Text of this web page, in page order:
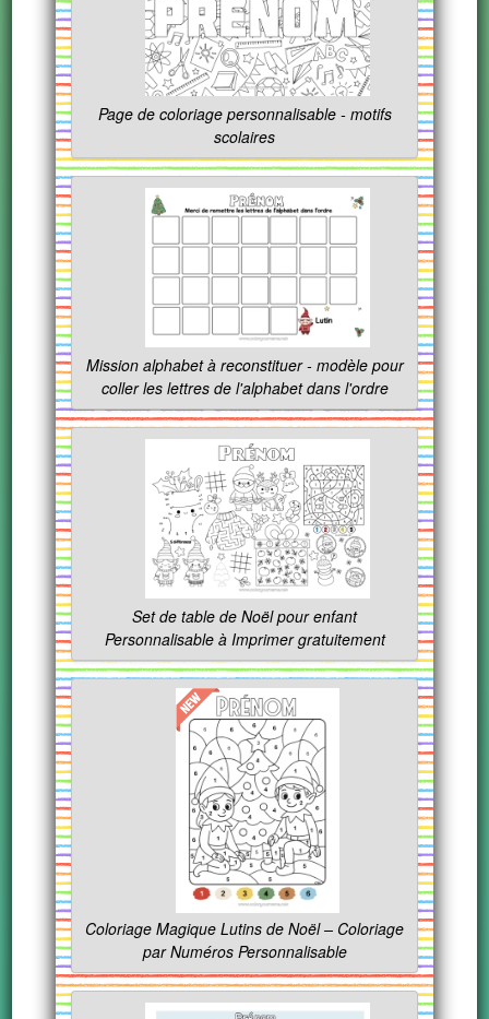
Page de coloriage personnalisable - motifs
scolaires
Mission alphabet à reconstituer - modèle pour
coller les lettres de l'alphabet dans l'ordre
Set de table de Noël pour enfant
Personnalisable à Imprimer gratuitement
Coloriage Magique Lutins de Noël – Coloriage
par Numéros Personnalisable